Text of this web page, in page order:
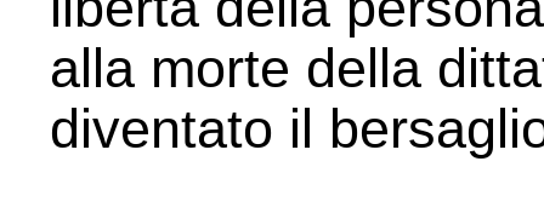
alla morte della
diventato il